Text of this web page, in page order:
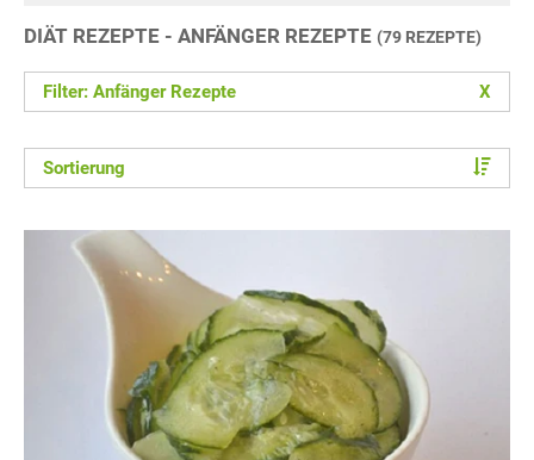
DIÄT REZEPTE - ANFÄNGER REZEPTE (79 REZEPTE)
Filter: Anfänger Rezepte X
Sortierung